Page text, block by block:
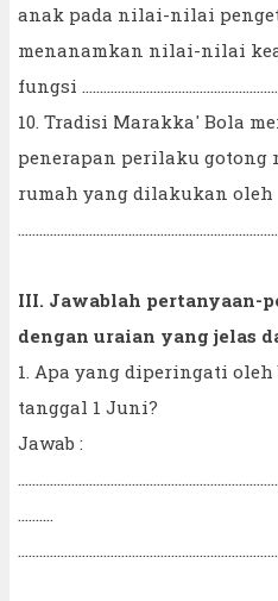
anak pada nilai-nilai
menanamkan nilai-nilai
fungsi ………………………………………………….
10. Tradisi Marakka' Bola
penerapan perilaku gotong
rumah yang dilakukan oleh
III. Jawablah pertanyaan-
dengan uraian yang jelas
1. Apa yang diperingati
tanggal 1 Juni?
Jawab :